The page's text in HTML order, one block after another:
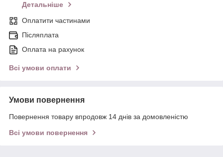
Детальніше
Оплатити частинами
Післяплата
Оплата на рахунок
Всі умови оплати
Умови повернення
Повернення товару впродовж 14 днів за домовленістю
Всі умови повернення